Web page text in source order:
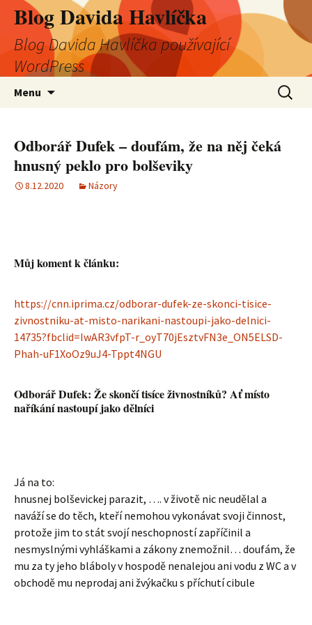
Blog Davida Havlíčka
Blog Davida Havlíčka používající
WordPress
Menu
Odborář Dufek – doufám, že na něj čeká
hnusný peklo pro bolševiky
8.12.2020 Názory
Můj koment k článku:
https://cnn.iprima.cz/odborar-dufek-ze-skonci-tisice-
zivnostniku-at-misto-narikani-nastoupi-jako-delnici-
14735?fbclid=IwAR3vfpT-r_oyT70jEsztvFN3e_ON5ELSD-
Phah-uF1XoOz9uJ4-Tppt4NGU
Odborář Dufek: Že skončí tisíce živnostníků? Ať místo
naříkání nastoupí jako dělníci
Já na to:
hnusnej bolševickej parazit, …. v životě nic neudělal a
naváží se do těch, kteří nemohou vykonávat svoji činnost,
protože jim to stát svojí neschopností zapříčinil a
nesmyslnými vyhláškami a zákony znemožnil… doufám, že
mu za ty jeho bláboly v hospodě nenalejou ani vodu z WC a v
obchodě mu neprodaj ani žvýkačku s příchutí cibule